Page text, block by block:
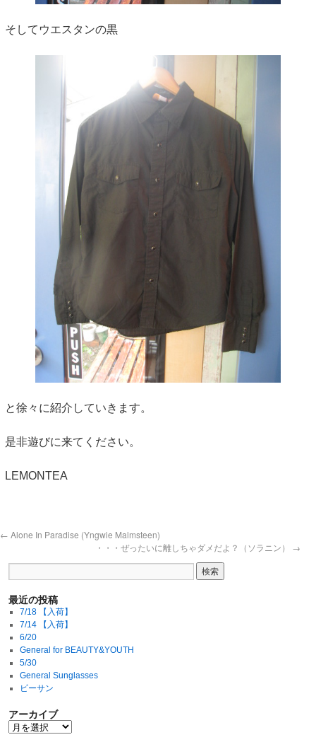
そしてウエスタンの黒
と徐々に紹介していきます。
是非遊びに来てください。
LEMONTEA
← Alone In Paradise (Yngwie Malmsteen)
・・・ぜったいに離しちゃダメだよ？（ソラニン） →
最近の投稿
7/18 【入荷】
7/14 【入荷】
6/20
General for BEAUTY&YOUTH
5/30
General Sunglasses
ビーサン
アーカイブ